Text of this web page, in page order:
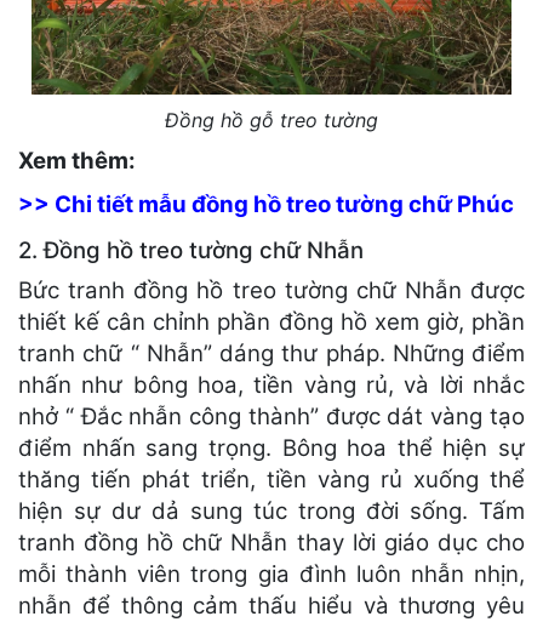
Đồng hồ gỗ treo tường
Xem thêm:
>> Chi tiết mẫu đồng hồ treo tường chữ Phúc
2. Đồng hồ treo tường chữ Nhẫn
Bức tranh đồng hồ treo tường chữ Nhẫn được
thiết kế cân chỉnh phần đồng hồ xem giờ, phần
tranh chữ “ Nhẫn” dáng thư pháp. Những điểm
nhấn như bông hoa, tiền vàng rủ, và lời nhắc
nhở “ Đắc nhẫn công thành” được dát vàng tạo
điểm nhấn sang trọng. Bông hoa thể hiện sự
thăng tiến phát triển, tiền vàng rủ xuống thể
hiện sự dư dả sung túc trong đời sống. Tấm
tranh đồng hồ chữ Nhẫn thay lời giáo dục cho
mỗi thành viên trong gia đình luôn nhẫn nhịn,
nhẫn để thông cảm thấu hiểu và thương yêu